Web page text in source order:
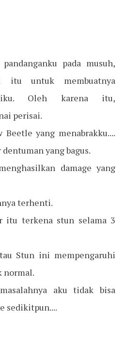
pada musuh,
itu untuk membuatnya
Oleh karena itu,
perisai.
yang menabrakku....
yang bagus.
damage yang
terhenti.
itu terkena stun selama 3
Stun ini mempengaruhi
normal.
aku tidak bisa
sedikitpun....